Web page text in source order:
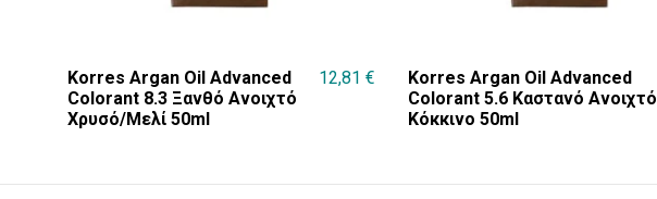
Korres Argan Oil Advanced
Colorant 8.3 Ξανθό Ανοιχτό
Χρυσό/Μελί 50ml
12,81 €
Korres Argan Oil Advanced
Colorant 5.6 Καστανό Ανοιχτό
Κόκκινο 50ml